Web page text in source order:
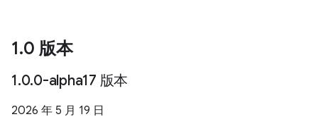
1.0 版本
1.0.0-alpha17 版本
2026 年 5 月 19 日